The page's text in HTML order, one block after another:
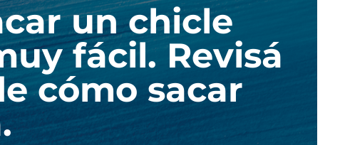
un chicle
fácil. Revisá
cómo sacar